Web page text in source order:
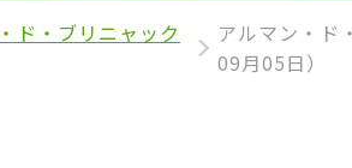
ド・ブリニャック
アルマン・ド
09月05日）